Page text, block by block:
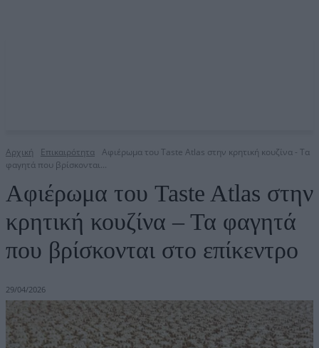
Αρχική Επικαιρότητα Αφιέρωμα του Taste Atlas στην κρητική κουζίνα - Τα
φαγητά που βρίσκονται...
Αφιέρωμα του Taste Atlas στην
κρητική κουζίνα – Τα φαγητά
που βρίσκονται στο επίκεντρο
29/04/2026